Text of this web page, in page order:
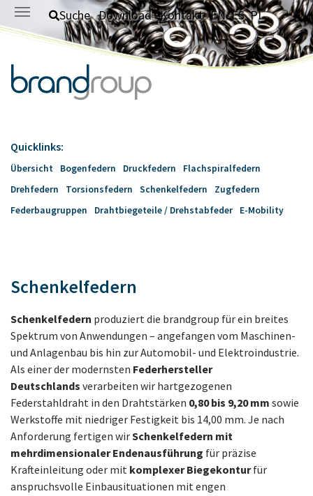
Zum Hauptinhalt springen
Suche Download Kontakt EN ES PL
Quicklinks:
Übersicht Bogenfedern Druckfedern
Flachspiralfedern
Drehfedern
Torsionsfedern Schenkelfedern
Zugfedern
Federbaugruppen
Drahtbiegeteile / Drehstabfeder E-Mobility
Schenkelfedern
Schenkelfedern produziert die brandgroup für ein breites
Spektrum von Anwendungen – angefangen vom Maschinen-
und Anlagenbau bis hin zur Automobil- und Elektroindustrie.
Als einer der modernsten Federhersteller
Deutschlands verarbeiten wir hartgezogenen
Federstahldraht in den Drahtstärken 0,80 bis 9,20 mm sowie
Werkstoffe mit niedriger Festigkeit bis 14,00 mm. Je nach
Anforderung fertigen wirSchenkelfedern mit
mehrdimensionaler Endenausführung für präzise
Krafteinleitung oder mit komplexer Biegekonturfür
anspruchsvolle Einbausituationen mit engen